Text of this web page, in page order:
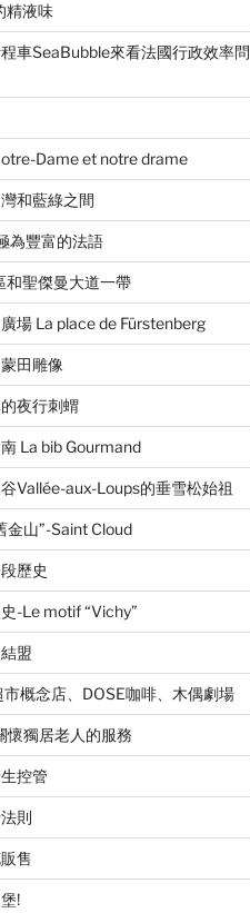
精液味
車SeaBubble來看法國行政效率問
Dame et notre drame
和藍綠之間
為豐富的法語
和聖傑曼大道一帶
場 La place de Fürstenberg
田雕像
夜行刺蝟
La bib Gourmand
Vallée-aux-Loups的垂雪松始祖
金山”-Saint Cloud
歷史
-Le motif “Vichy”
盟
概念店、DOSE咖啡、木偶劇場
懷獨居老人的服務
控管
則
售
!